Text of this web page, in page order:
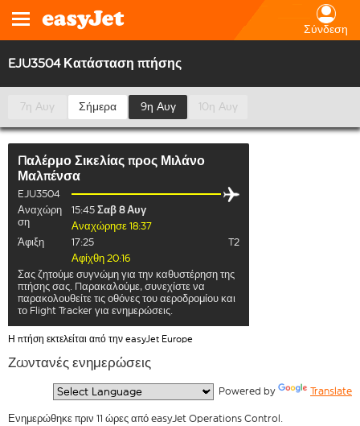
Σύνδεση
EJU3504 Κατάσταση πτήσης
7η Αυγ Σήμερα 9η Αυγ 10η Αυγ
Παλέρμο Σικελίας προς Μιλάνο
Μαλπένσα
EJU3504
Αναχώρη
ση
15:45 Σαβ 8 Αυγ
Αναχώρησε 18:37
Άφιξη
17:25
T2
Αφίχθη 20:16
Σας ζητούμε συγνώμη για την καθυστέρηση της
πτήσης σας. Παρακαλούμε, συνεχίστε να
παρακολουθείτε τις οθόνες του αεροδρομίου και
το Flight Tracker για ενημερώσεις.
Η πτήση εκτελείται από την easyJet Europe
Ζωντανές ενημερώσεις
Powered by Translate
Ενημερώθηκε πριν 11 ώρες από easyJet Operations Control.